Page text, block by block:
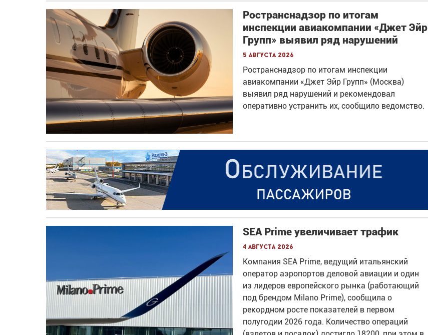
Ространснадзор по итогам
инспекции авиакомпании «Джет Эйр
Групп» выявил ряд нарушений
5 августа 2026
Ространснадзор по итогам инспекции
авиакомпании «Джет Эйр Групп» (Москва)
выявил ряд нарушений и рекомендовал
оперативно устранить их, сообщило ведомство.
SEA Prime увеличивает трафик
4 августа 2026
Компания SEA Prime, ведущий итальянский
оператор аэропортов деловой авиации и один
из лидеров европейского рынка (работающий
под брендом Milano Prime), сообщила о
рекордном росте показателей в первом
полугодии 2026 года. Количество операций